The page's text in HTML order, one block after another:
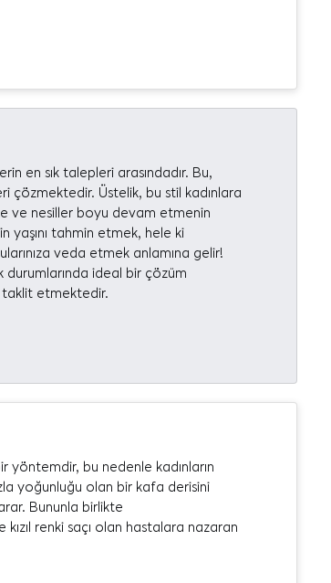
en sık talepleri arasındadır. Bu,
çözmektedir. Üstelik, bu stil kadınlara
ve nesiller boyu devam etmenin
yaşını tahmin etmek, hele ki
veda etmek anlamına gelir!
durumlarında ideal bir çözüm
taklit etmektedir.
yöntemdir, bu nedenle kadınların
yoğunluğu olan bir kafa derisini
Bununla birlikte
renki saçı olan hastalara nazaran